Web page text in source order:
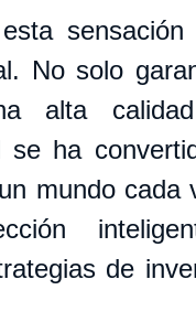
No solo
alta
se ha
mundo cada
de